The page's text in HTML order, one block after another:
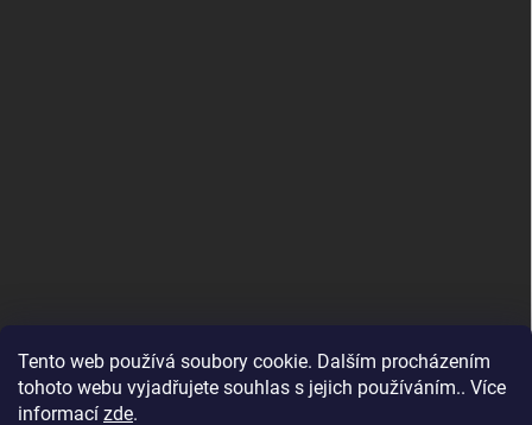
Tento web používá soubory cookie. Dalším procházením
tohoto webu vyjadřujete souhlas s jejich používáním.. Více
informací zde.